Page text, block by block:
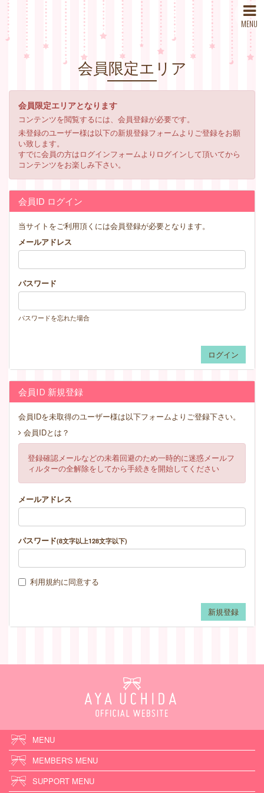
MENU
会員限定エリア
会員限定エリアとなります
コンテンツを閲覧するには、会員登録が必要です。
未登録のユーザー様は以下の新規登録フォームよりご登録をお願
い致します。
すでに会員の方はログインフォームよりログインして頂いてから
コンテンツをお楽しみ下さい。
会員ID ログイン
当サイトをご利用頂くには会員登録が必要となります。
メールアドレス
パスワード
パスワードを忘れた場合
会員ID 新規登録
会員IDを未取得のユーザー様は以下フォームよりご登録下さい。
会員IDとは？
登録確認メールなどの未着回避のため一時的に迷惑メールフ
ィルターの全解除をしてから手続きを開始してください
メールアドレス
パスワード(8文字以上128文字以下)
利用規約に同意する
MENU
MEMBER'S MENU
SUPPORT MENU